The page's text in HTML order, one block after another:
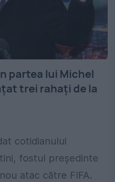
partea lui Michel
trei rahați de la
cotidianului
fostul președinte
atac către FIFA.